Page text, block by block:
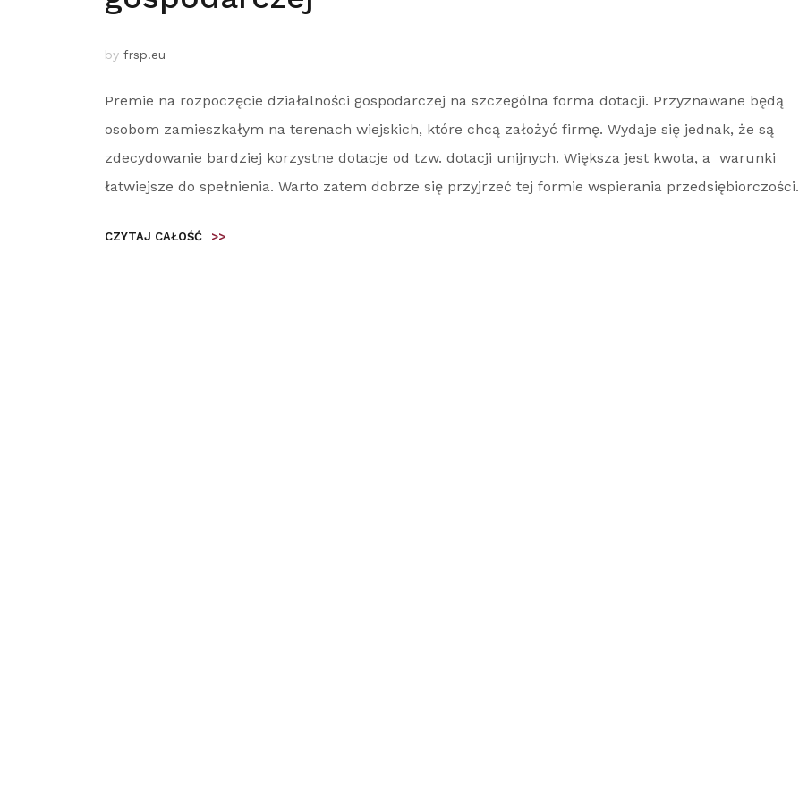
by frsp.eu
Premie na rozpoczęcie działalności gospodarczej na szczególna forma dotacji. Przyznawane będą
osobom zamieszkałym na terenach wiejskich, które chcą założyć firmę. Wydaje się jednak, że są
zdecydowanie bardziej korzystne dotacje od tzw. dotacji unijnych. Większa jest kwota, a warunki
łatwiejsze do spełnienia. Warto zatem dobrze się przyjrzeć tej formie wspierania przedsiębiorczości.
CZYTAJ CAŁOŚĆ >>